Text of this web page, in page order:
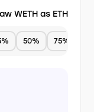
WETH as ETH
50% 75%